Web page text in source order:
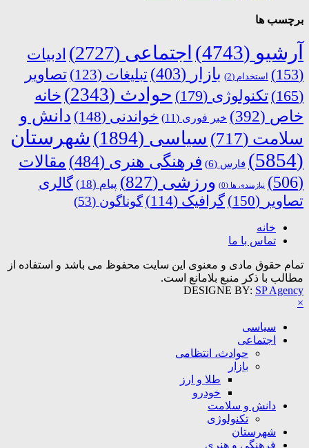
برچسب ها
آرشیو (4743) اجتماعی (2727)
ادبیات
(153)
استخدام (2) بازار (403) تبلیغات (123)
تصاویر
(165)
تکنولوژی (179) حوادث (2343)
خانه
خاص (392) خبر فوری (11) خواندنی (148)
دانش و
سلامت (717) سیاسی (1894)
شهرستان
(5854)
فارس (6) فرهنگی هنری (484)
مقالات
(506)
نیازمندی ها (0) ورزشی (827) پیام (18)
گالری
تصاویر (150) گرافیک (114) گوناگون (53)
خانه
تماس با ما
تمام حقوق مادی و معنوی این سایت محفوظ می باشد و استفاده از
مطالب با ذکر منبع بلامانع است.
DESIGNE BY: SP Agency
×
سیاسی
اجتماعی
حوادث، انتظامی
بازار
طلا و ارز
خودرو
دانش و سلامت
تکنولوژی
شهرستان
فرهنگی و هنری